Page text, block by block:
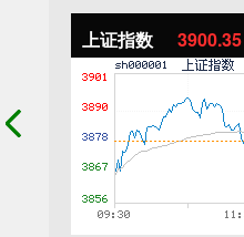
上证指数 3900.35